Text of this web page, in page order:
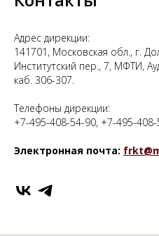
Адрес дирекции:
141701, Московская обл., г.
Институтский пер., 7, МФТИ,
каб. 306-307.
Телефоны дирекции:
+7-495-408-54-90, +7-495-
Электронная почта: